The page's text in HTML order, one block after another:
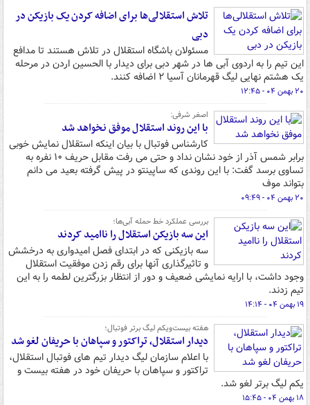
تلاش استقلالی‌ها برای اضافه کردن یک بازیکن در
دبی
مسئولان باشگاه استقلال در تلاش هستند تا مدافع
این تیم را به اردوی آبی ها در شهر دبی برای دیدار با الحسین اردن در مرحله
یک هشتم نهایی لیگ قهرمانان آسیا ۲ اضافه کنند.
۲۰ بهمن ۰۴ - ۱۲:۴۵
اصغر شرفی:
با این روند استقلال موفق نخواهد شد
کارشناس فوتبال با بیان اینکه استقلال نمایش خوبی
برابر شمس آذر از خود نشان نداد و حتی می رفت مقابل حریف ۱۰ نفره به
تساوی برسد گفت: با این روندی که ساپینتو در پیش گرفته بعید می دانم
بتواند موف
۲۰ بهمن ۰۴ - ۰۹:۴۹
بررسی عملکرد خط حمله آبی‌ها؛
این سه بازیکن استقلال را ناامید کردند
سه بازیکنی که در ابتدای فصل امیدواری به درخشش
و تاثیرگذاری آنها برای رقم زدن موفقیت استقلال
وجود داشت، با ارایه نمایشی ضعیف و دور از انتظار بزرگترین لطمه را به این
تیم زدند.
۱۹ بهمن ۰۴ - ۱۴:۱۴
هفته بیست‌ویکم لیگ برتر فوتبال؛
دیدار استقلال، تراکتور و سپاهان با حریفان لغو شد
با اعلام سازمان لیگ دیدار تیم های فوتبال استقلال،
تراکتور و سپاهان با حریفان خود در هفته بیست و
یکم لیگ برتر لغو شد.
۱۸ بهمن ۰۴ - ۱۵:۴۵